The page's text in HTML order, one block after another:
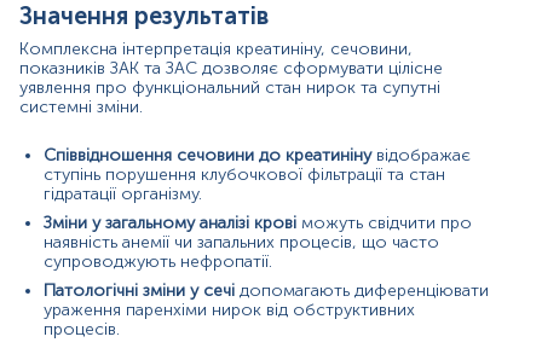
Причини зниження показників:
Креатинін:
зменшення м’язової маси (кахексія, саркопенія);
вагітність;
Сечовина:
захворювання печінки з порушенням синтетичної
функції;
недостатність харчування, вегетаріанська або
безбілкова дієта;
надмірне споживання рідини.
Покази до призначення аналізу в окремих напрямках:
Значення результатів
Комплексна інтерпретація креатиніну, сечовини,
показників ЗАК та ЗАС дозволяє сформувати цілісне
уявлення про функціональний стан нирок та супутні
системні зміни.
Співвідношення сечовини до креатинінувідображає
ступінь порушення клубочкової фільтрації та стан
гідратації організму.
Зміни у загальному аналізі крові можуть свідчити про
наявність анемії чи запальних процесів, що часто
супроводжують нефропатії.
Патологічні зміни у сечі допомагають диференціювати
ураження паренхіми нирок від обструктивних
процесів.